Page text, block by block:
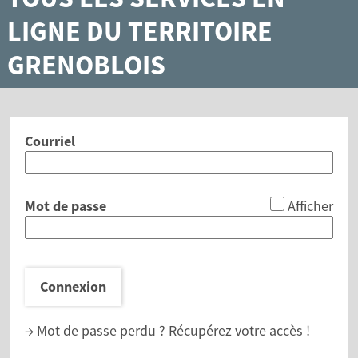
LIGNE DU TERRITOIRE
GRENOBLOIS
Courriel
Mot de passe Afficher
Connexion
→ Mot de passe perdu ? Récupérez votre accès !